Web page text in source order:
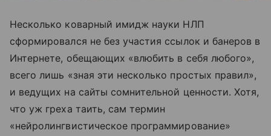
Несколько коварный имидж науки НЛП
сформировался не без участия ссылок и банеров в
Интернете, обещающих «влюбить в себя любого»,
всего лишь «зная эти несколько простых правил»,
и ведущих на сайты сомнительной ценности. Хотя,
что уж греха таить, сам термин
«нейролингвистическое программирование»